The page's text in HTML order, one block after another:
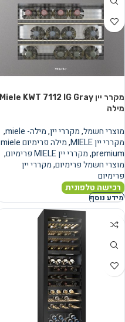
מקרר יין Miele KWT 7112 IG Gray
מילה
מוצרי חשמל,מקררי יין,מילה- miele
,
מקררי יין MIELE
,
מילה פרימיום miele
premium
,מקררי יין MIELE פרימיום
,
מוצרי חשמל פרימיום,מקררי יין
פרימיום
רכישה טלפונית
מידע נוסף